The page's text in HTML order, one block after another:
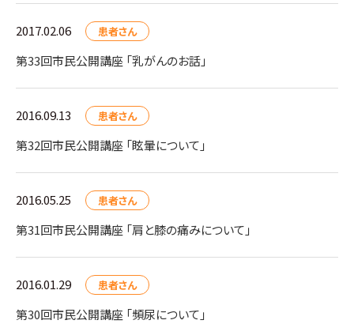
2017.02.06 患者さん
第33回市民公開講座 「乳がんのお話」
2016.09.13 患者さん
第32回市民公開講座 「眩暈について」
2016.05.25 患者さん
第31回市民公開講座 「肩と膝の痛みについて」
2016.01.29 患者さん
第30回市民公開講座 「頻尿について」